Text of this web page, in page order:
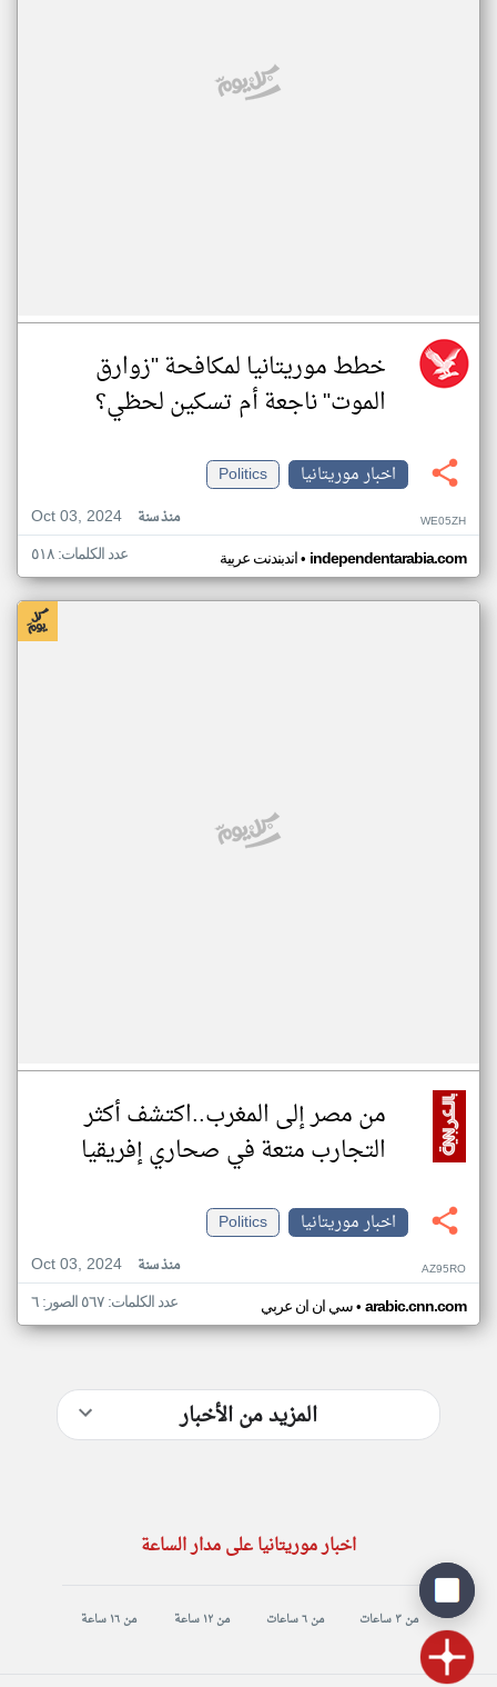
خطط موريتانيا لمكافحة "زوارق
الموت" ناجعة أم تسكين لحظي؟
اخبار موريتانيا
Politics
Oct 03, 2024
منذ سنة WE05ZH
اندبندنت عربية• independentarabia.com عدد الكلمات: ٥١٨
من مصر إلى المغرب..اكتشف أكثر
التجارب متعة في صحاري إفريقيا
اخبار موريتانيا
Politics
Oct 03, 2024
منذ سنة AZ95RO
سي ان ان عربي• arabic.cnn.com عدد الكلمات: ٥٦٧ الصور: ٦
المزيد من الأخبار
اخبار موريتانيا على مدار الساعة
من ٣ ساعات من ٦ ساعات من ١٢ ساعة من ١٦ ساعة